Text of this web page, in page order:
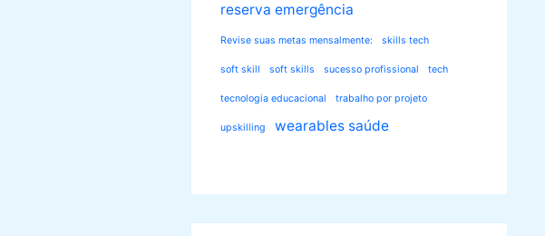
reserva emergência
Revise suas metas mensalmente: skills tech
soft skill soft skills sucesso profissional tech
tecnologia educacional trabalho por projeto
upskilling wearables saúde